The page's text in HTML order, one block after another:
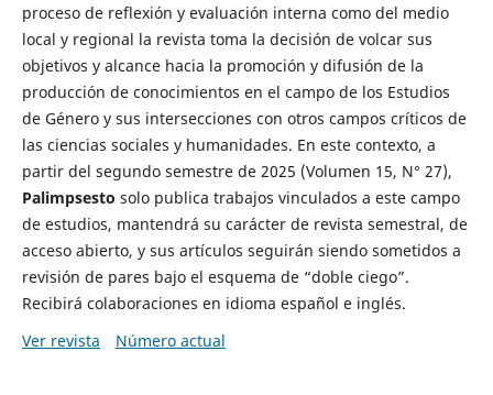
proceso de reflexión y evaluación interna como del medio
local y regional la revista toma la decisión de volcar sus
objetivos y alcance hacia la promoción y difusión de la
producción de conocimientos en el campo de los Estudios
de Género y sus intersecciones con otros campos críticos de
las ciencias sociales y humanidades. En este contexto, a
partir del segundo semestre de 2025 (Volumen 15, N° 27),
Palimpsesto solo publica trabajos vinculados a este campo
de estudios, mantendrá su carácter de revista semestral, de
acceso abierto, y sus artículos seguirán siendo sometidos a
revisión de pares bajo el esquema de “doble ciego”.
Recibirá colaboraciones en idioma español e inglés.
Ver revista
Número actual